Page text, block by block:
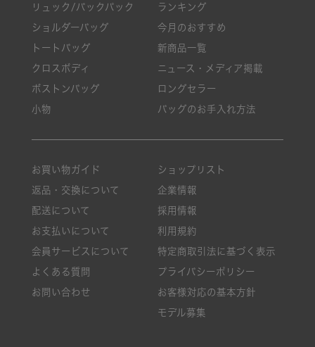
リュック/バックパック
ショルダーバッグ
トートバッグ
クロスボディ
ボストンバッグ
小物
ランキング
今月のおすすめ
新商品一覧
ニュース・メディア掲載
ロングセラー
バッグのお手入れ方法
お買い物ガイド
返品・交換について
配送について
お支払いについて
会員サービスについて
よくある質問
お問い合わせ
ショップリスト
企業情報
採用情報
利用規約
特定商取引法に基づく表示
プライバシーポリシー
お客様対応の基本方針
モデル募集